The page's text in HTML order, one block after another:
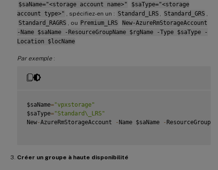
$saName="<storage account name>"
$saType="<storage
account type>"
, spécifiez-en un : Standard_LRS Standard_GRS
Standard_RAGRS
, ou Premium_LRS
New-AzureRmStorageAccount
-Name $saName -ResourceGroupName $rgName -Type $saType -
Location $locName
Par exemple :
$saName="vpxstorage"
$saType="Standard\_LRS"
New-AzureRmStorageAccount - Name $saName -
Créer un groupe à haute disponibilité